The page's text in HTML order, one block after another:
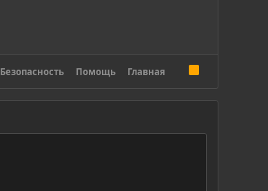
Безопасность Помощь Главная
S